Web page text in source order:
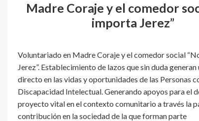
Madre Coraje y el comedor
importa Jerez”
Voluntariado en Madre Coraje y el comedor social
Jerez”. Establecimiento de lazos que sin duda
directo en las vidas y oportunidades de las Personas
Discapacidad Intelectual. Generando apoyos para el
proyecto vital en el contexto comunitario a través la
contribución en la sociedad de la que forman parte